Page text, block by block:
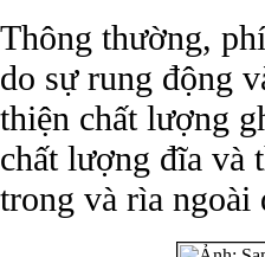
Thông thường,
do sự rung động
thiện chất lượng
chất lượng đĩa và
trong và rìa ngoài